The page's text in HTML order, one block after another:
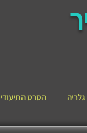
הסרט התיעודי גלריה